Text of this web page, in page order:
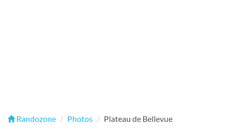
Randozone Photos Plateau de Bellevue